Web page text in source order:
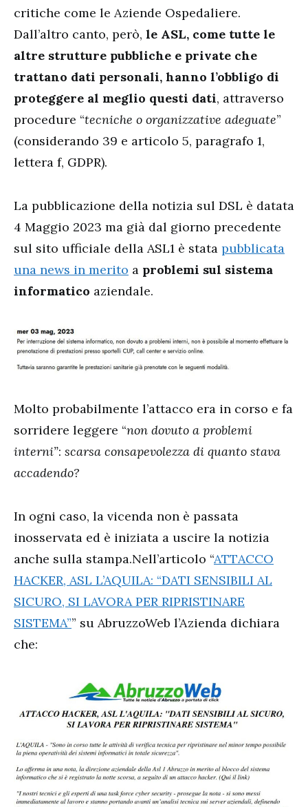
critiche come le Aziende Ospedaliere.
Dall’altro canto, però, le ASL, come tutte le
altre strutture pubbliche e private che
trattano dati personali, hanno l’obbligo di
proteggere al meglio questi dati, attraverso
procedure “tecniche o organizzative adeguate”
(considerando 39 e articolo 5, paragrafo 1,
lettera f, GDPR).
La pubblicazione della notizia sul DSL è datata
4 Maggio 2023 ma già dal giorno precedente
sul sito ufficiale della ASL1 è stata pubblicata
una news in merito a problemi sul sistema
informatico aziendale.
Molto probabilmente l’attacco era in corso e fa
sorridere leggere “non dovuto a problemi
interni”: scarsa consapevolezza di quanto stava
accadendo?
In ogni caso, la vicenda non è passata
inosservata ed è iniziata a uscire la notizia
anche sulla stampa.Nell’articolo “ATTACCO
HACKER, ASL L’AQUILA: “DATI SENSIBILI AL
SICURO, SI LAVORA PER RIPRISTINARE
SISTEMA”” su AbruzzoWeb l’Azienda dichiara
che: